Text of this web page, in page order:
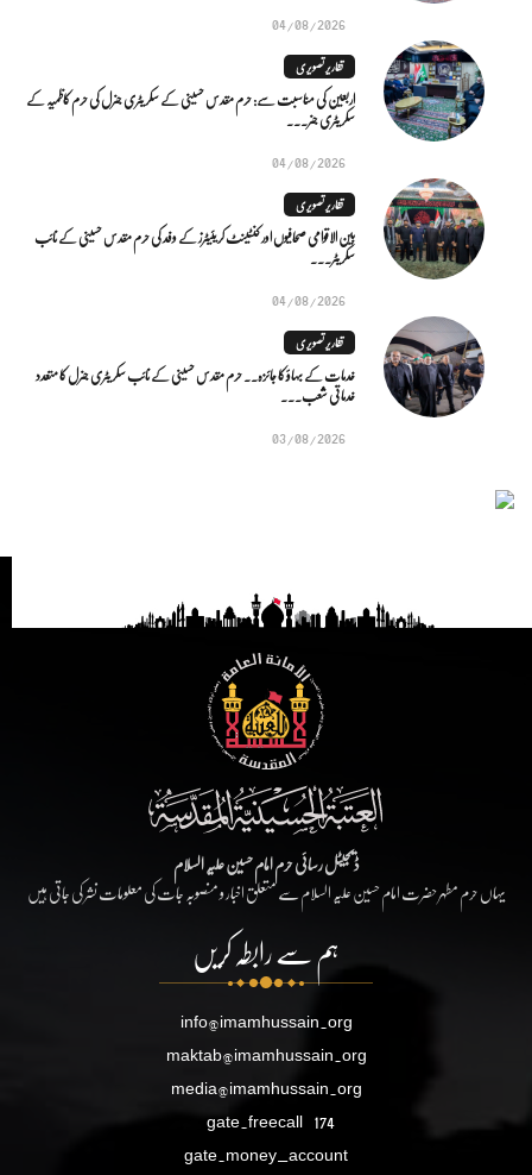
04/08/2026
تقاریر تصویری
اربعین کی مناسبت سے: حرم مقدس حسینی کے سکریٹری جنرل کی حرم کاظمیہ کے
سکریٹری جنر...
04/08/2026
تقاریر تصویری
بین الاقوامی صحافیوں اور کنٹینٹ کریئیٹرز کے وفد کی حرم مقدس حسینی کے نائب
سکریٹر...
04/08/2026
تقاریر تصویری
خدمات کے بہاؤ کا جائزہ.. حرم مقدس حسینی کے نائب سکریٹری جنرل کا متعدد
خدماتی شعب...
03/08/2026
ڈیجیٹل رسائی حرم امام حسین علیہ السلام
یہاں حرم مطہر حضرت امام حسین علیہ السلام سے متعلق اخبار و منصوبہ جات کی معلومات نشر کی جاتی ہیں
ہم سے رابطہ کریں
info@imamhussain.org
maktab@imamhussain.org
media@imamhussain.org
gate.freecall 174
gate.money_account